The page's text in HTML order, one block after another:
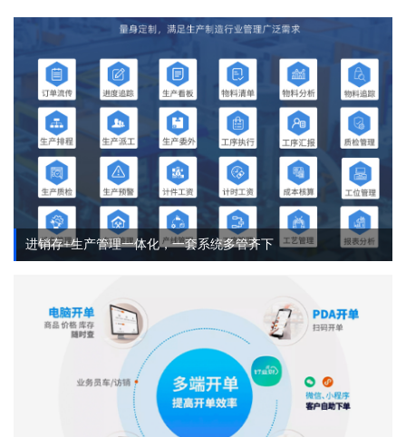
进销存+生产管理一体化，一套系统多管齐下